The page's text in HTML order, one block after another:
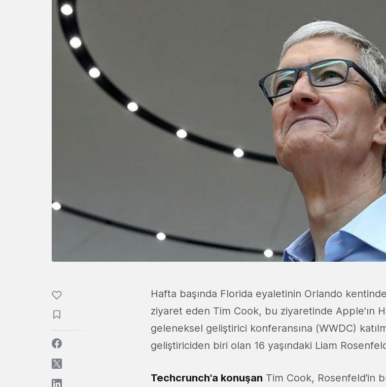
Hafta başında Florida eyaletinin Orlando
ziyaret eden Tim Cook, bu ziyaretinde Apple'ın
geleneksel geliştirici konferansına (WWDC)
geliştiriciden biri olan 16 yaşındaki Liam
Techcrunch'a konuşan Tim Cook, Rosenfeld’in